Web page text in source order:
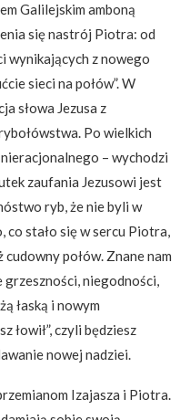
Galilejskim amboną
się nastrój Piotra: od
wynikających z nowego
sieci na połów”. W
słowa Jezusa z
Po wielkich
– wychodzi
zaufania Jezusowi jest
ryb, że nie byli w
co stało się w sercu Piotra,
połów. Znane nam
niegodności,
łaską i nowym
łowił”, czyli będziesz
nowej nadziei.
Izajasza i Piotra.